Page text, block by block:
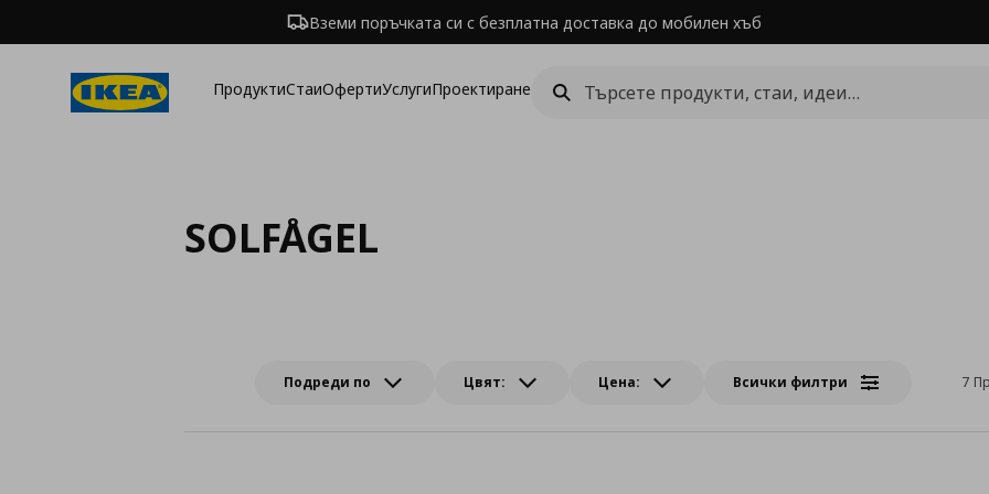
Вземи поръчката си с безплатна доставка до мобилен хъб
ПродуктиСтаиОфертиУслугиПроектиране
SOLFÅGEL
Подреди по Цвят: Цена: Всички филтри 7